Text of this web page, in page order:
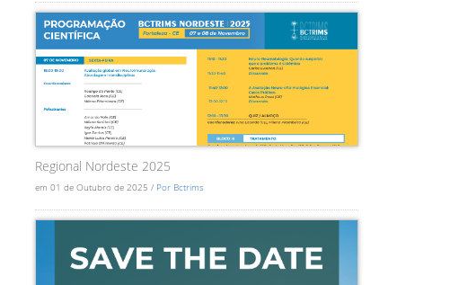
Regional Nordeste 2025
em 01 de Outubro de 2025 / Por Bctrims